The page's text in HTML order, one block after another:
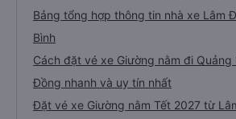
Bảng tổng hợp thông tin nhà xe Lâm
Bình
Cách đặt vé xe Giường nằm đi Quảng
Đồng nhanh và uy tín nhất
Đặt vé xe Giường nằm Tết 2027 từ